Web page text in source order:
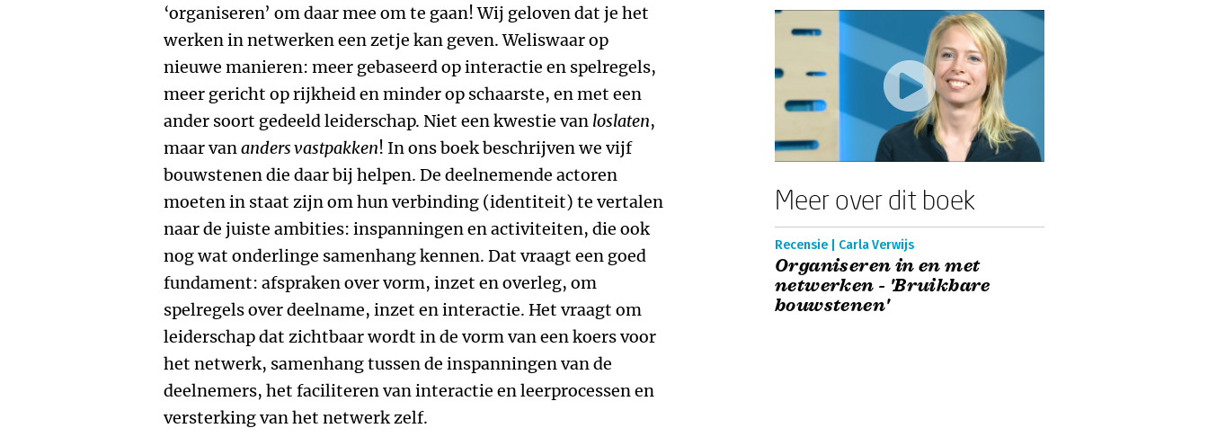
‘organiseren’ om daar mee om te gaan! Wij geloven dat je het
werken in netwerken een zetje kan geven. Weliswaar op
nieuwe manieren: meer gebaseerd op interactie en spelregels,
meer gericht op rijkheid en minder op schaarste, en met een
ander soort gedeeld leiderschap. Niet een kwestie van loslaten,
maar vananders vastpakken! In ons boek beschrijven we vijf
bouwstenen die daar bij helpen. De deelnemende actoren
moeten in staat zijn om hun verbinding (identiteit) te vertalen
naar de juiste ambities: inspanningen en activiteiten, die ook
nog wat onderlinge samenhang kennen. Dat vraagt een goed
fundament: afspraken over vorm, inzet en overleg, om
spelregels over deelname, inzet en interactie. Het vraagt om
leiderschap dat zichtbaar wordt in de vorm van een koers voor
het netwerk, samenhang tussen de inspanningen van de
deelnemers, het faciliteren van interactie en leerprocessen en
versterking van het netwerk zelf.
Meer over dit boek
Recensie | Carla Verwijs
Organiseren in en met
netwerken - 'Bruikbare
bouwstenen'